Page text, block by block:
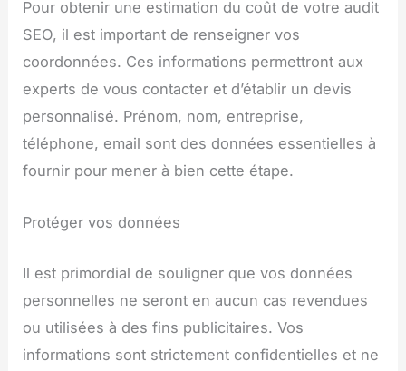
Pour obtenir une estimation du coût de votre audit
SEO, il est important de renseigner vos
coordonnées. Ces informations permettront aux
experts de vous contacter et d’établir un devis
personnalisé. Prénom, nom, entreprise,
téléphone, email sont des données essentielles à
fournir pour mener à bien cette étape.
Protéger vos données
Il est primordial de souligner que vos données
personnelles ne seront en aucun cas revendues
ou utilisées à des fins publicitaires. Vos
informations sont strictement confidentielles et ne